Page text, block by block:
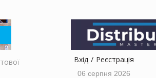
Вхід Реєстрація
06 серпня 2026